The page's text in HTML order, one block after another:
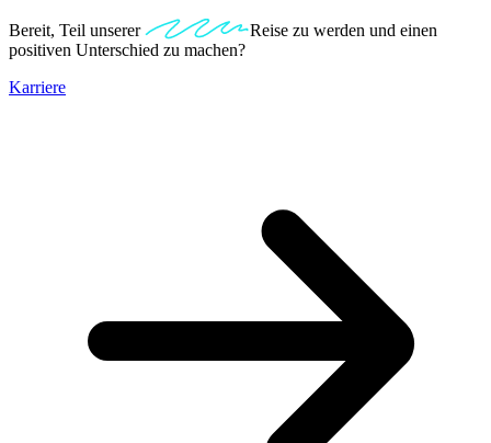
Bereit, Teil unsererUnternehmensReise zu werden und einen
positiven Unterschied zu machen?
Karriere